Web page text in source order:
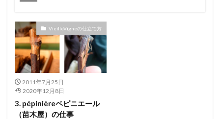
VieilleVigneの仕立て方
2011年7月25日
2020年12月8日
3. pépinièreペピニエール
（苗木屋）の仕事